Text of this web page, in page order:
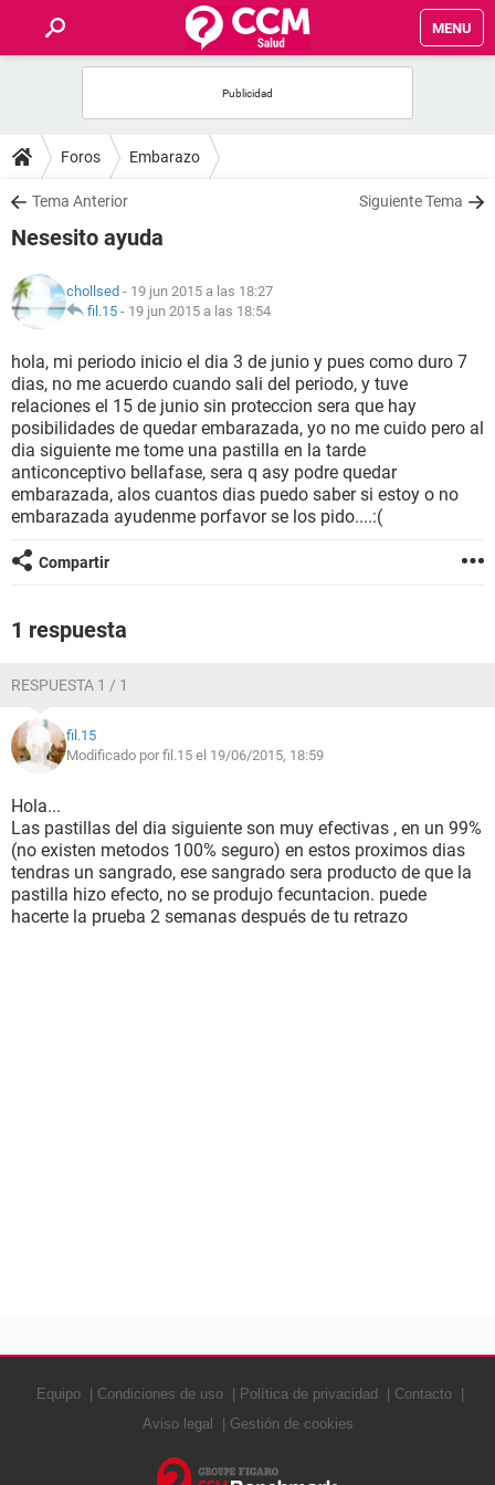
MENU
FOROS
SALUD
NUTRICIÓN
BIENESTAR
SEXUALIDAD
GLOSARIO
Foros Embarazo
Tema Anterior Siguiente Tema
Nesesito ayuda
chollsed - 19 jun 2015 a las 18:27
fil.15 - 19 jun 2015 a las 18:54
hola, mi periodo inicio el dia 3 de junio y pues como duro 7
dias, no me acuerdo cuando sali del periodo, y tuve
relaciones el 15 de junio sin proteccion sera que hay
posibilidades de quedar embarazada, yo no me cuido pero al
dia siguiente me tome una pastilla en la tarde
anticonceptivo bellafase, sera q asy podre quedar
embarazada, alos cuantos dias puedo saber si estoy o no
embarazada ayudenme porfavor se los pido....:(
Compartir
1 respuesta
RESPUESTA 1 / 1
fil.15
Modificado por fil.15 el 19/06/2015, 18:59
Hola...
Las pastillas del dia siguiente son muy efectivas , en un 99%
(no existen metodos 100% seguro) en estos proximos dias
tendras un sangrado, ese sangrado sera producto de que la
pastilla hizo efecto, no se produjo fecuntacion. puede
hacerte la prueba 2 semanas después de tu retrazo
Equipo Condiciones de uso Política de privacidad
Contacto
Aviso legal
Gestión de cookies